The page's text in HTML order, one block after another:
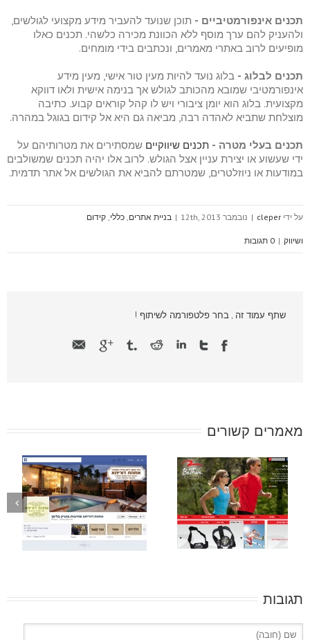
תכנים אינפורמטיביים - תוכן שנועד להעביר מידע מקצועי לגולשים,
ולהעניק להם ערך מוסף ללא הכוונת מכירה כלשהי. תכנים כאלו
מופיעים לרוב באתרי מאמרים, ונכתבים בידי מומחים.
תכנים לבלוג - בלוג נועד להיות מעין טור אישי, מעין מידע
אינפורמטיבי שמובא מהכותב לגולש אך בנימה אישית ולאו דווקא
מקצועית. בלוג הוא יומן ציבורי ויש לו קהל קוראים קבוע. כתיבה
מוצלחת שתביא לאהדה רבה, מביאה גם היא אל קידום בגוגל במהרה.
תכנים בעלי מטרה - תכנים שיווקיים שמסתירים את מטרותיהם על
ידי שעשוע או יצירת עניין אצל הגולש. לרוב אלו יהיה תכנים שמשולבים
במודעות או ניוזלטרים, שמטרתם להביא את הגולשים אל אתר תדמית.
על ידי cleper
| נובמבר 12th, 2013 | בניית אתרים, כללי, קידום
ושיווק | 0 תגובות
שתף עמוד זה , בחר פלטפורמה לשיתוף !
מאמרים קשורים
תגובות